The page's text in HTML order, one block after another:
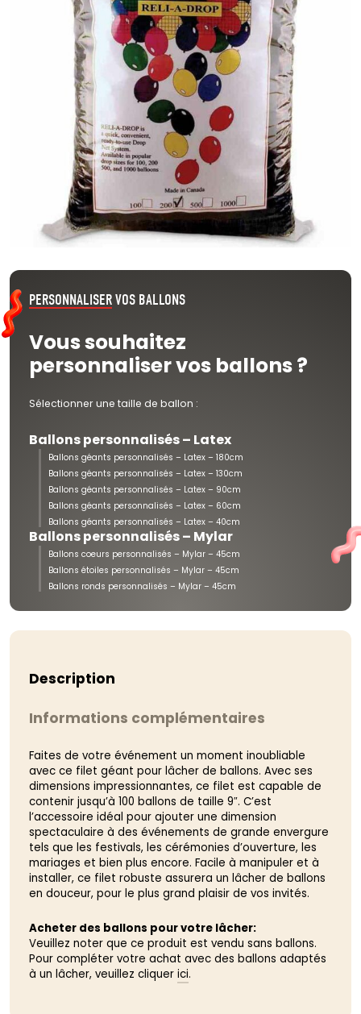
PERSONNALISERVOS BALLONS
Vous souhaitez
personnaliser vos ballons ?
Sélectionner une taille de ballon :
Ballons personnalisés – Latex
Ballons géants personnalisés – Latex – 180cm
Ballons géants personnalisés – Latex – 130cm
Ballons géants personnalisés – Latex – 90cm
Ballons géants personnalisés – Latex – 60cm
Ballons géants personnalisés – Latex – 40cm
Ballons personnalisés – Mylar
Ballons coeurs personnalisés – Mylar – 45cm
Ballons étoiles personnalisés – Mylar – 45cm
Ballons ronds personnalisés – Mylar – 45cm
Description
Informations complémentaires
Faites de votre événement un moment inoubliable
avec ce filet géant pour lâcher de ballons. Avec ses
dimensions impressionnantes, ce filet est capable de
contenir jusqu’à 100 ballons de taille 9″. C’est
l’accessoire idéal pour ajouter une dimension
spectaculaire à des événements de grande envergure
tels que les festivals, les cérémonies d’ouverture, les
mariages et bien plus encore. Facile à manipuler et à
installer, ce filet robuste assurera un lâcher de ballons
en douceur, pour le plus grand plaisir de vos invités.
Acheter des ballons pour votre lâcher:
Veuillez noter que ce produit est vendu sans ballons.
Pour compléter votre achat avec des ballons adaptés
à un lâcher, veuillez cliquer ici.